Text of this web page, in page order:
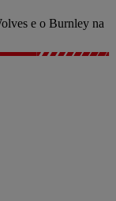
e o Burnley na